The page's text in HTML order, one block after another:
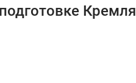
Кремля